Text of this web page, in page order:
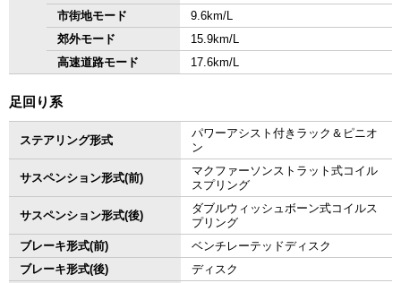
市街地モード
9.6km/L
郊外モード
15.9km/L
高速道路モード
17.6km/L
足回り系
ステアリング形式
パワーアシスト付きラック＆ピニオ
ン
サスペンション形式(前)
マクファーソンストラット式コイル
スプリング
サスペンション形式(後)
ダブルウィッシュボーン式コイルス
プリング
ブレーキ形式(前)
ベンチレーテッドディスク
ブレーキ形式(後)
ディスク